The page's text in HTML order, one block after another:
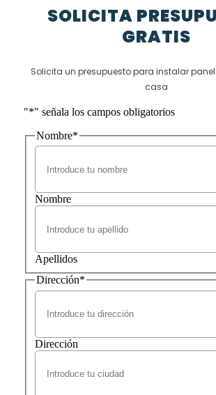
SOLICITA
GRATIS
Solicita un presupuesto para instalar
casa
"*" señala los campos obligatorios
Nombre*
Nombre
Apellidos
Dirección*
Dirección